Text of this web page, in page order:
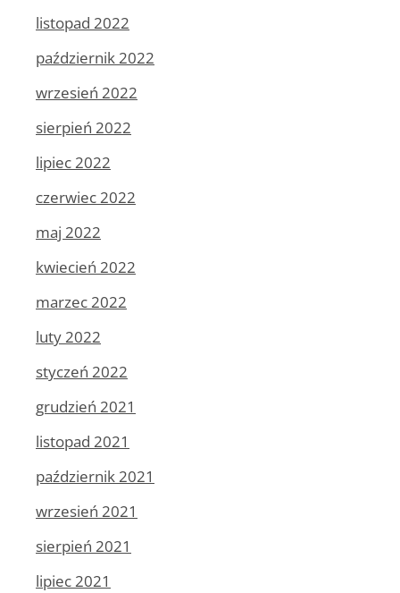
listopad 2022
październik 2022
wrzesień 2022
sierpień 2022
lipiec 2022
czerwiec 2022
maj 2022
kwiecień 2022
marzec 2022
luty 2022
styczeń 2022
grudzień 2021
listopad 2021
październik 2021
wrzesień 2021
sierpień 2021
lipiec 2021